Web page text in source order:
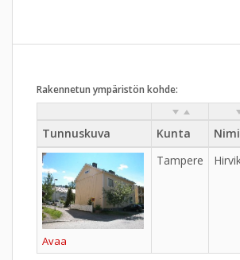
Rakennetun ympäristön kohde:
Tunnuskuva Kunta Nimi
Avaa
Tampere